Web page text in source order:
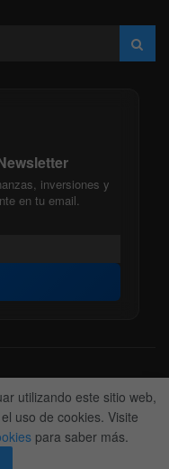
inversiones y
en tu email.
Nuestro Equipo
😎
utilizando este sitio web,
uso de cookies. Visite
para saber más.